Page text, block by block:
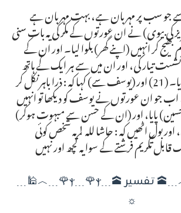
جو سب پر مہربان ہے، بہت مہربان ہے
بیوی) نے ان عورتوں کے مکر کی یہ بات سنی
بھیج کر انہیں (اپنے گھر) بلوا لیا۔ اور ان کے
تیار کی، اور ان میں سے ہر ایک کے ہاتھ
میں ایک چاقو دے دیا۔ (21) اور (یوسف سے) کہا کہ : ذرا باہر نکل کر
جو ان عورتوں نے یوسف کو دیکھا تو انہیں
پایا، اور (ان کے حسن سے مبہوت ہوکر)
بول اٹھیں کہ : حاشا للہ ! یہ شخص کوئی
تکریم فرشتے کے سوا یہ کچھ اور نہیں
ⲯ🌹﹍︿🕌﹍︿﹍🕋 تفسیر 🕋﹍ⲯ﹍🌹ⲯ🌹﹍︿🕌﹍
☼